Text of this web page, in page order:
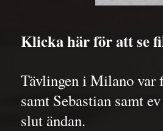
Klicka här för att se
Tävlingen i Milano var
samt Sebastian samt
slut ändan.